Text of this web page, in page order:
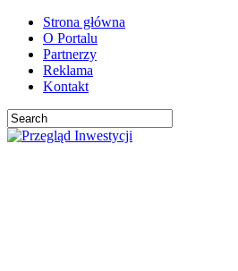
Strona główna
O Portalu
Partnerzy
Reklama
Kontakt